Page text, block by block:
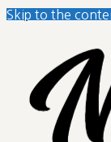
Skip to the